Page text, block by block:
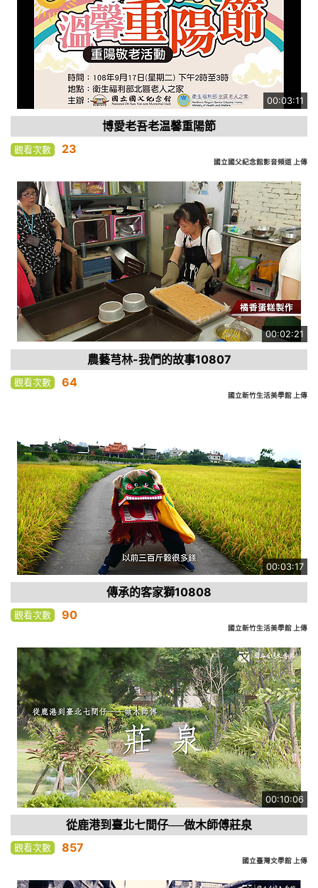
00:03:11
博愛老吾老温馨重陽節
觀看次數 23
國立國父紀念館影音頻道 上傳
00:02:21
農藝芎林-我們的故事10807
觀看次數 64
國立新竹生活美學館 上傳
00:03:17
傳承的客家獅10808
觀看次數 90
國立新竹生活美學館 上傳
00:10:06
從鹿港到臺北七間仔──做木師傅莊泉
觀看次數 857
國立臺灣文學館 上傳